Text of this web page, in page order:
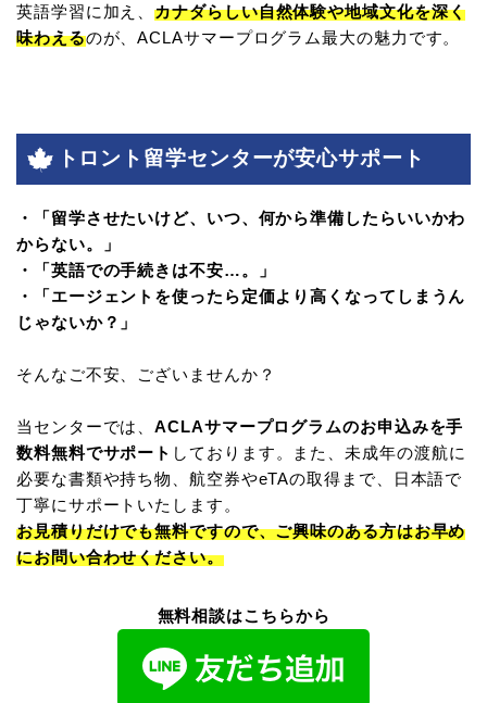
英語学習に加え、カナダらしい自然体験や地域文化を深く
味わえるのが、ACLAサマープログラム最大の魅力です。
トロント留学センターが安心サポート
・「留学させたいけど、いつ、何から準備したらいいかわ
からない。」
・「英語での手続きは不安…。」
・「エージェントを使ったら定価より高くなってしまうん
じゃないか？」
そんなご不安、ございませんか？
当センターでは、ACLAサマープログラムのお申込みを手
数料無料でサポート しております。また、未成年の渡航に
必要な書類や持ち物、航空券やeTAの取得まで、日本語で
丁寧にサポートいたします。
お見積りだけでも無料ですので、ご興味のある方はお早め
にお問い合わせください。
無料相談はこちらから